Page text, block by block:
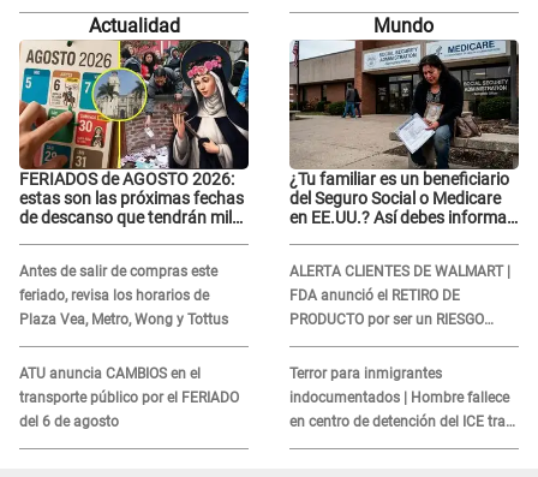
relación con él y otros integrantes
relación con él y otros integrantes
Actualidad
FERIADOS de AGOSTO 2026:
estas son las próximas fechas
de descanso que tendrán miles
Antes de salir de compras este
feriado, revisa los horarios de
Plaza Vea, Metro, Wong y Tottus
ATU anuncia CAMBIOS en el
transporte público por el FERIADO
del 6 de agosto
Mundo
¿Tu familiar es un beneficiario
del Seguro Social o Medicare
en EE.UU.? Así debes informar
ALERTA CLIENTES DE WALMART |
FDA anunció el RETIRO DE
PRODUCTO por ser un RIESGO
MORTAL para consumidores: ¿Cuál
es?
Terror para inmigrantes
indocumentados | Hombre fallece
en centro de detención del ICE tras
sufrir una "emergencia médica"